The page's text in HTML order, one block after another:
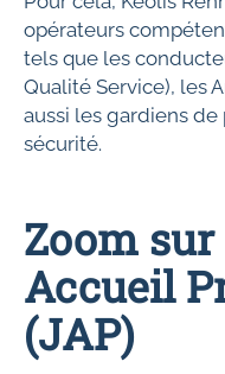
opérateurs
tels que les
Qualité Service), les
aussi les gardiens
sécurité.
Zoom
Accueil
(JAP)